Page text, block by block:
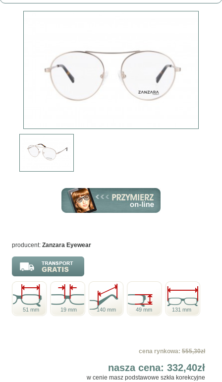
producent: Zanzara Eyewear
51 mm 19 mm 140 mm 49 mm 131 mm
cena rynkowa: 555,30zł
nasza cena: 332,40zł
w cenie masz podstawowe szkła korekcyjne